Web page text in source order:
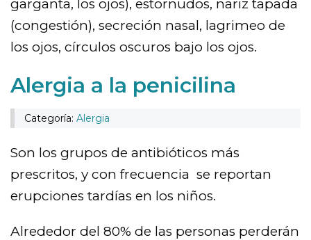
garganta, los ojos), estornudos, nariz tapada
(congestión), secreción nasal, lagrimeo de
los ojos, círculos oscuros bajo los ojos.
Alergia a la penicilina
Categoría: Alergia
Son los grupos de antibióticos más
prescritos, y con frecuencia se reportan
erupciones tardías en los niños.
Alrededor del 80% de las personas perderán